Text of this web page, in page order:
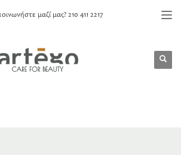
μαζί μας? 210 411 2217